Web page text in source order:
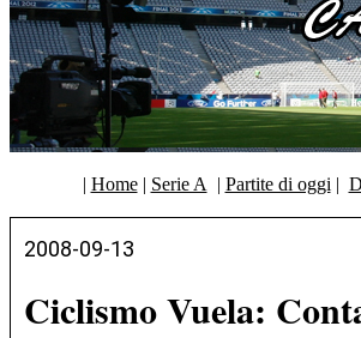
| Home| Serie A | Partite di oggi |
2008-09-13
Ciclismo Vuela: